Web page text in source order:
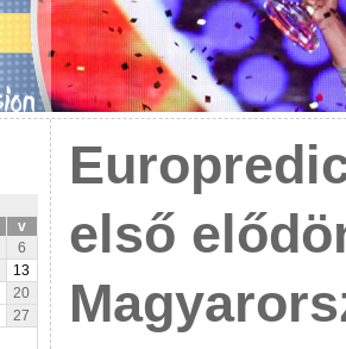
v
6
13
20
27
első